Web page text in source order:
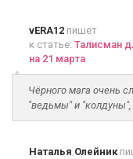
vERA12 пишет
к статье: Талисман
на 21 марта
Чёрного мага очень
"ведьмы" и
Наталья Олейник